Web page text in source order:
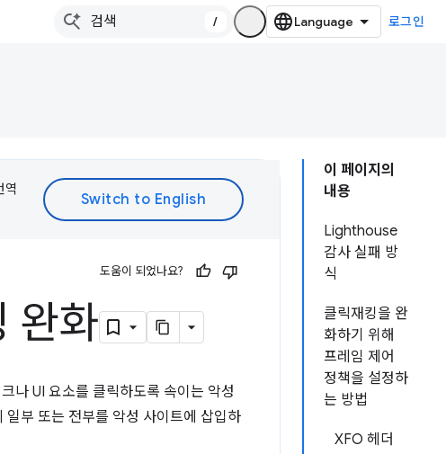
/ 로그인
이 페이지의
내용
Lighthouse
감사 실패 방
식
클릭재킹을 완
화하기 위해
프레임 제어
정책을 설정하
는 방법
XFO 헤더
역
도움이 되었나요?
완화
나 UI 요소를 클릭하도록 속이는 악성
부 또는 전부를 악성 사이트에 삽입하